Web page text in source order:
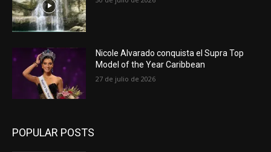
Nicole Alvarado conquista el Supra Top
Model of the Year Caribbean
27 de julio de 2026
POPULAR POSTS